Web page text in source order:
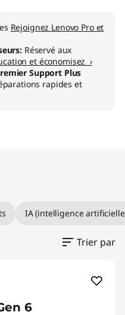
Rejoignez Lenovo Pro et
Réservé aux
et économisez ›
Support Plus
rapides et
IA (intelligence
Trier par
6